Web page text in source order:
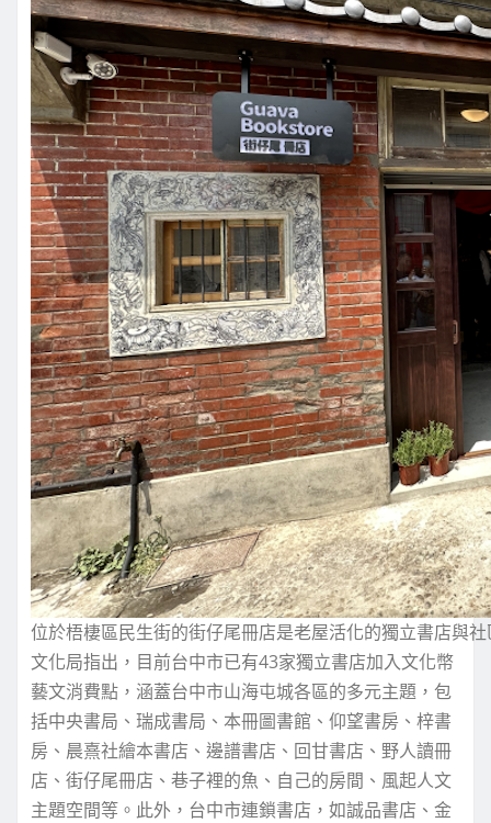
位於梧棲區民生街的街仔尾冊店是老屋活化的獨立書店與
文化局指出，目前台中市已有43家獨立書店加入文化幣
藝文消費點，涵蓋台中市山海屯城各區的多元主題，包
括中央書局、瑞成書局、本冊圖書館、仰望書房、梓書
房、晨熹社繪本書店、邊譜書店、回甘書店、野人讀冊
店、街仔尾冊店、巷子裡的魚、自己的房間、風起人文
主題空間等。此外，台中市連鎖書店，如誠品書店、金